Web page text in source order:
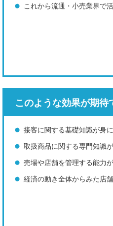
これから流通・小売業界で
このような効果が期待
接客に関する基礎知識が身に
取扱商品に関する専門知識
売場や店舗を管理する能力
経済の動き全体からみた店